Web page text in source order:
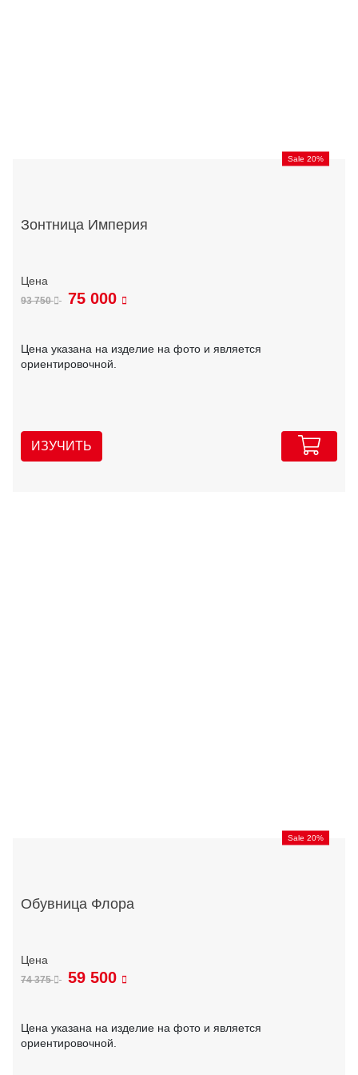
Sale 20%
Зонтница Империя
93 750 75 000
Цена указана на изделие на фото и является
ориентировочной.
ИЗУЧИТЬ
Sale 20%
Обувница Флора
74 375 59 500
Цена указана на изделие на фото и является
ориентировочной.